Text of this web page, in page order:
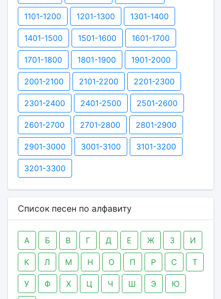
1101-1200 1201-1300 1301-1400
1401-1500 1501-1600 1601-1700
1701-1800 1801-1900 1901-2000
2001-2100 2101-2200 2201-2300
2301-2400 2401-2500 2501-2600
2601-2700 2701-2800 2801-2900
2901-3000 3001-3100 3101-3200
3201-3300
Список песен по алфавиту
А Б В Г Д Е Ж З И
К Л М Н О П Р С Т
У Ф Х Ц Ч Ш Э Ю